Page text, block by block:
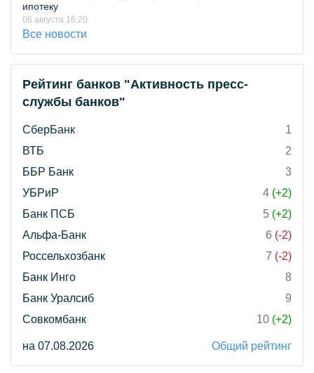
ипотеку
06 августа 16:20
Все новости
Рейтинг банков "Активность пресс-
службы банков"
СберБанк
1
ВТБ
2
ББР Банк
3
УБРиР
4 (+2)
Банк ПСБ
5 (+2)
Альфа-Банк
6 (-2)
Россельхозбанк
7 (-2)
Банк Инго
8
Банк Уралсиб
9
Совкомбанк
10 (+2)
на 07.08.2026 Общий рейтинг